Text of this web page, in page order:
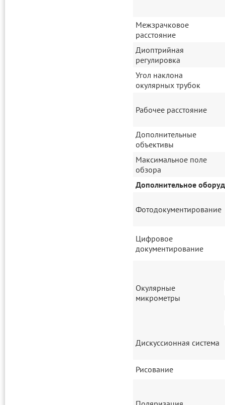
Межзрачковое
расстояние
Диоптрийная
регулировка
Угол наклона
окулярных трубок
Рабочее расстояние
Дополнительные
объективы
Максимальное поле
обзора
Дополнительное
Фотодокументирование
Цифровое
документирование
Окулярные
микрометры
Дискуссионная система
Рисование